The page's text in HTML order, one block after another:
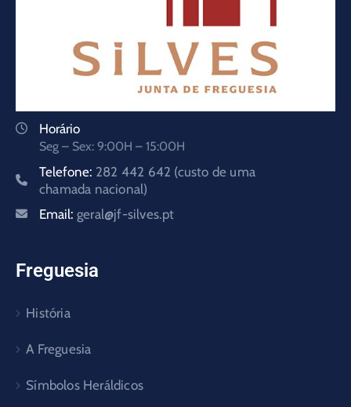
Horário
Seg – Sex: 9:00H – 15:00H
Telefone: 282 442 642 (custo de uma
chamada nacional)
Email: geral@jf-silves.pt
Freguesia
História
A Freguesia
Símbolos Heráldicos